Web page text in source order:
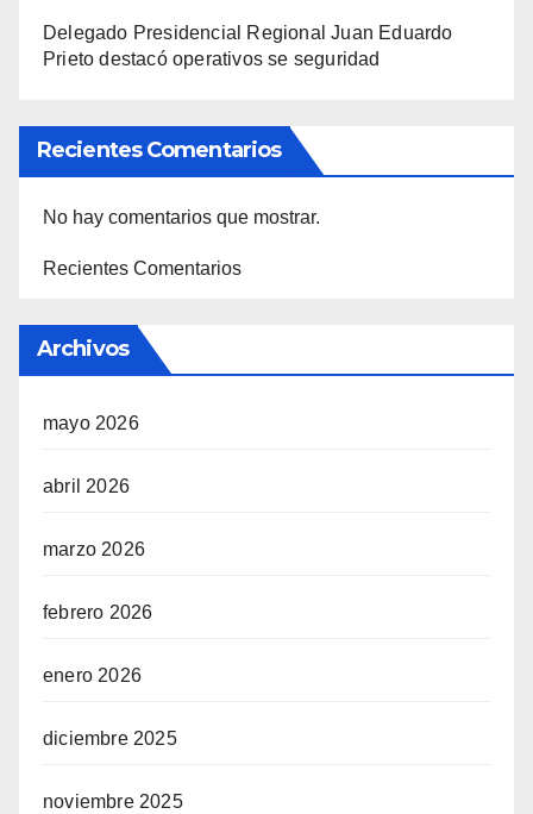
Delegado Presidencial Regional Juan Eduardo
Prieto destacó operativos se seguridad
Recientes Comentarios
No hay comentarios que mostrar.
Recientes Comentarios
Archivos
mayo 2026
abril 2026
marzo 2026
febrero 2026
enero 2026
diciembre 2025
noviembre 2025